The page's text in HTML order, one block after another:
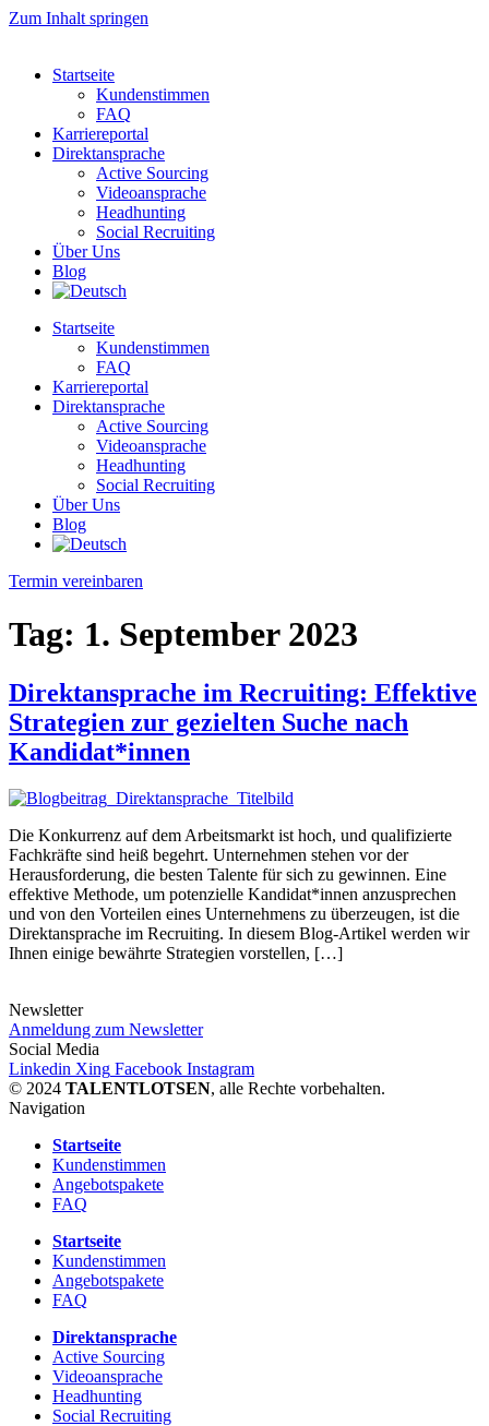
Zum Inhalt springen
Startseite
Kundenstimmen
FAQ
Karriereportal
Direktansprache
Active Sourcing
Videoansprache
Headhunting
Social Recruiting
Über Uns
Blog
Startseite
Kundenstimmen
FAQ
Karriereportal
Direktansprache
Active Sourcing
Videoansprache
Headhunting
Social Recruiting
Über Uns
Blog
Termin vereinbaren
Tag: 1. September 2023
Direktansprache im Recruiting: Effektive
Strategien zur gezielten Suche nach
Kandidat*innen
Die Konkurrenz auf dem Arbeitsmarkt ist hoch, und qualifizierte
Fachkräfte sind heiß begehrt. Unternehmen stehen vor der
Herausforderung, die besten Talente für sich zu gewinnen. Eine
effektive Methode, um potenzielle Kandidat*innen anzusprechen
und von den Vorteilen eines Unternehmens zu überzeugen, ist die
Direktansprache im Recruiting. In diesem Blog-Artikel werden wir
Ihnen einige bewährte Strategien vorstellen, […]
Newsletter
Anmeldung zum Newsletter
Social Media
Linkedin Xing Facebook Instagram
© 2024 TALENTLOTSEN, alle Rechte vorbehalten.
Navigation
Startseite
Kundenstimmen
Angebotspakete
FAQ
Startseite
Kundenstimmen
Angebotspakete
FAQ
Direktansprache
Active Sourcing
Videoansprache
Headhunting
Social Recruiting